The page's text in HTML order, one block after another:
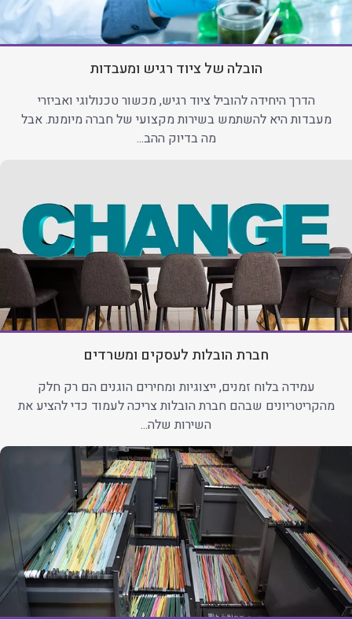
הובלה של ציוד רגיש ומעבדות
הדרך היחידה להוביל ציוד רגיש, מכשור טכנולוגי ואביזרי
מעבדות היא להשתמש בשירות מקצועי של חברה מיומנת. אבל
מה בדיוק ההב...
חברת הובלות לעסקים ומשרדים
עמידה בלוח זמנים, ייצוגיות ומחירים הוגנים הם רק חלק
מהקריטריונים שבהם חברת הובלות צריכה לעמוד כדי להציע את
השירות שלה...